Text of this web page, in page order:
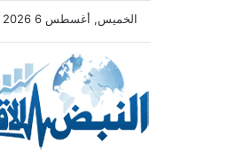
الخميس, أغسطس 6 2026